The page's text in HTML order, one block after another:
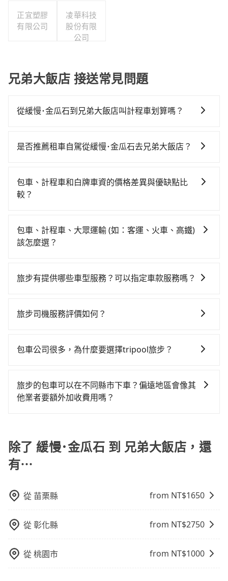
正宜塑膠
有限公司
凌華科技
股份有限
公司
兄弟大飯店 接送常見問題
從緩慢･金瓜石到兄弟大飯店叫計程車划算嗎？
灣大車隊、Uber、Line Taxi、Yoxi等。依照里程跳錶計
黃可能較為便宜，但當你們人數超過四位時，叫兩輛計
程車的費用就貴了，如選擇tripool的九人座，可用約8
是否推薦租車自駕從緩慢･金瓜石去兄弟大飯店？
對的時間彈性，最重要的是你當天就要來回，那在新北
路邊可隨租隨借的iRent應該是你最便宜選擇。註冊完
費預估為$700~1,150（金額差異來自於平假日、車款差
異、抵達目的地後多久原路返回），雖已將eTag和可能
基本的車型，如Toyota Yaris、Prius C、Vios這類乘坐
就是車況，打開車門才發現仍有上一組乘客遺留的垃圾
一位用戶卻遲遲尚未歸還，又或者要還車時卻偏偏找不
實際使用時還是有其區域的限制，實際可停靠的地點與
你的上下車地點仍有段距離，在遇到下雨天或者載行李
包車、計程車和白牌車資的價格差異與優缺點比
較？
包車：優點是搭乘舒適可以根據自己的需求安排時間和
地點上車較客製化。此外，司機還會提供各種旅遊建議
通塞車時亦會加收延遲費用，一般屬短程接駁為主。 -
事後也無法申訴退費。
包車、計程車、大眾運輸 (如：客運、火車、高鐵)
該怎麼選？
擇： 預算：不同交通工具價格不同，可先確定您的預
比較寬鬆且不介意耗時轉乘可選大眾運輸或較貴的計程
車。 時間：需在特定時間到達目的地可選包車或計程
則可搭乘大眾運輸。
旅步有提供哪些車型服務？可以指定車款服務嗎？
指定車款服務的需求，可以先將您的需先提供旅步，會
旅步司機服務評價如何？
機非常高的評價，認為他們非常專業且親切！讓他們的
包車公司很多，為什麼要選擇tripool旅步？
以依照您行程人數的需求進行選擇。此外，為確保您的
旅途安全無憂，我們的司機都是專業且可靠的職業駕
往市區還是郊區，我們都可以為您提供最佳的旅遊體
驗。所以，如果您正在尋找一家可靠的包車公司，
tripool旅步絕對是您值得信任的不二選擇！
旅步的包車可以在不同縣市下車？偏遠地區會像其
他業者要額外加收費用嗎？
用，不會像其他業者那樣收取額外費用。但如果您需要
前往的地點屬於高海拔山區等特殊地點，就可能會需要
支付額外的費用，不過別擔心，您可以透過旅步官網查
除了 緩慢･金瓜石 到 兄弟大飯店，還
有⋯
從 苗栗縣 from NT$1650
從彰化縣 from NT$2750
從桃園市 from NT$1000